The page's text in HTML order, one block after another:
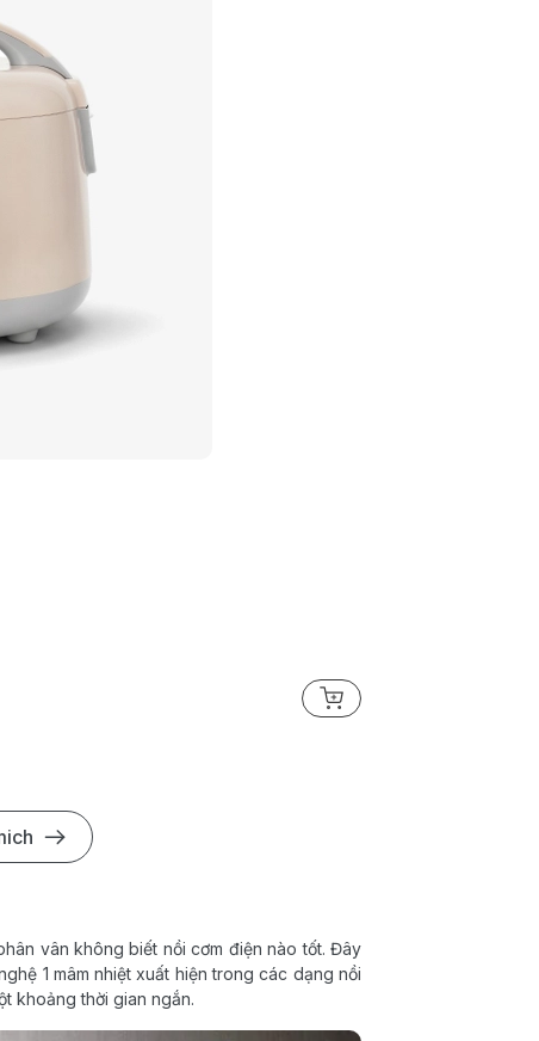
vân không biết nồi cơm điện nào tốt. Đây
1 mâm nhiệt xuất hiện trong các dạng nồi
khoảng thời gian ngắn.